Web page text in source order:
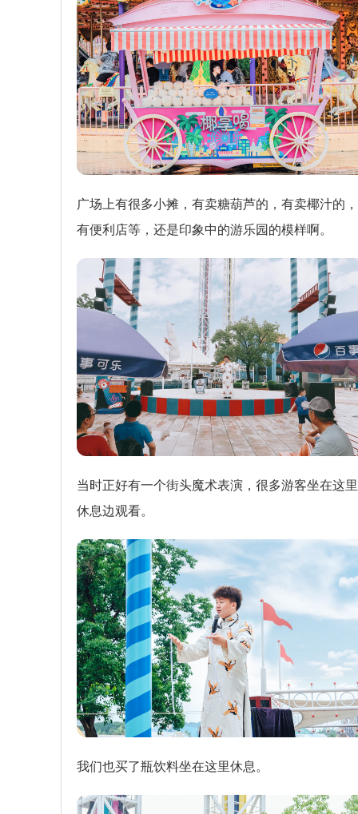
广场上有很多小摊，有卖糖葫芦的，有卖椰汁的
有便利店等，还是印象中的游乐园的模样啊。
当时正好有一个街头魔术表演，很多游客坐在这
休息边观看。
我们也买了瓶饮料坐在这里休息。